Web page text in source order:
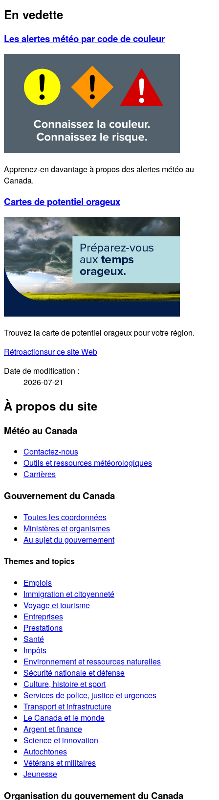
En vedette
Les alertes météo par code de couleur
Apprenez-en davantage à propos des alertes météo au
Canada.
Cartes de potentiel orageux
Trouvez la carte de potentiel orageux pour votre région.
Rétroactionsur ce site Web
Date de modification :
2026-07-21
À propos du site
Météo au Canada
Contactez-nous
Outils et ressources météorologiques
Carrières
Gouvernement du Canada
Toutes les coordonnées
Ministères et organismes
Au sujet du gouvernement
Themes and topics
Emplois
Immigration et citoyenneté
Voyage et tourisme
Entreprises
Prestations
Santé
Impôts
Environnement et ressources naturelles
Sécurité nationale et défense
Culture, histoire et sport
Services de police, justice et urgences
Transport et infrastructure
Le Canada et le monde
Argent et finance
Science et innovation
Autochtones
Vétérans et militaires
Jeunesse
Organisation du gouvernement du Canada